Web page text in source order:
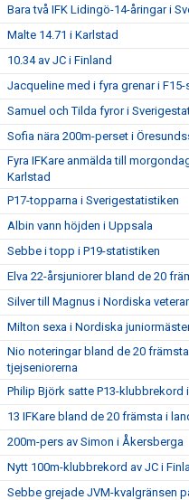
Bara två IFK Lidingö-14-åringar i
Malte 14.71 i Karlstad
10.34 av JC i Finland
Jacqueline med i fyra grenar i
Samuel och Tilda fyror i
Sofia nära 200m-perset i
Fyra IFKare anmälda till
Karlstad
P17-topparna i Sverigestatistiken
Albin vann höjden i Uppsala
Sebbe i topp i P19-statistiken
Elva 22-årsjuniorer bland de 20
Silver till Magnus i Nordiska
Milton sexa i Nordiska
Nio noteringar bland de 20
tjejseniorerna
Philip Björk satte P13-klubbrekord
13 IFKare bland de 20 främsta i
200m-pers av Simon i Åkersberga
Nytt 100m-klubbrekord av JC i
Sebbe grejade JVM-kvalgränsen